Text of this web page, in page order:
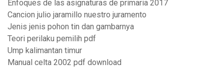
Enfoques de las asignaturas de primaria 2017
Cancion julio jaramillo nuestro juramento
Jenis jenis pohon tin dan gambarnya
Teori perilaku pemilih pdf
Ump kalimantan timur
Manual celta 2002 pdf download